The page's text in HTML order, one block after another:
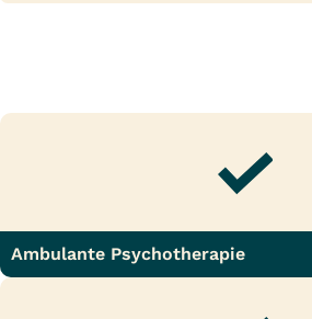
Ambulante Psychotherapie